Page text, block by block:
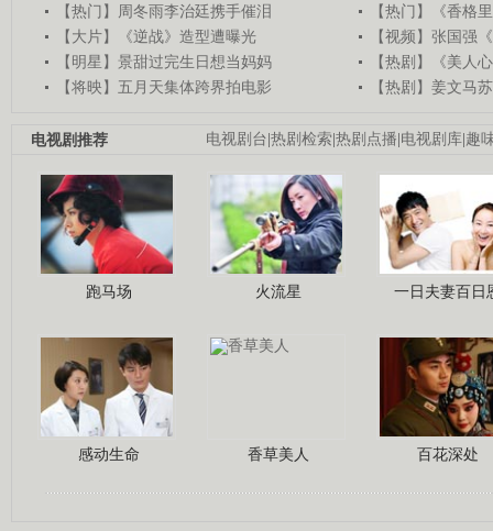
【热门】周冬雨李治廷携手催泪
【热门】《香格
【大片】《逆战》造型遭曝光
【视频】张国强
【明星】景甜过完生日想当妈妈
【热剧】《美人
【将映】五月天集体跨界拍电影
【热剧】姜文马
电视剧台|热剧检索|热剧点播|电视剧库|趣
电视剧推荐
跑马场 火流星 一日夫妻百日
感动生命 香草美人 百花深处